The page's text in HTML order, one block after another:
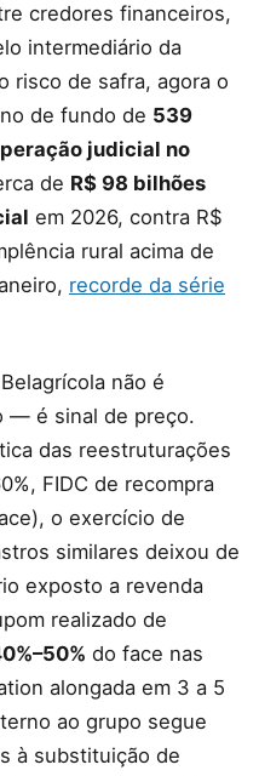
credores financeiros,
intermediário da
risco de safra, agora o
de fundo de 539
judicial no
de R$ 98 bilhões
em 2026, contra R$
rural acima de
recorde da série
não é
— é sinal de preço.
das reestruturações
FIDC de recompra
o exercício de
similares deixou de
exposto a revenda
realizado de
do face nas
alongada em 3 a 5
ao grupo segue
à substituição de